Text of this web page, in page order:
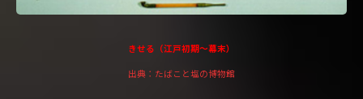
きせる（江戸初期～幕末）
出典：たばこと塩の博物館